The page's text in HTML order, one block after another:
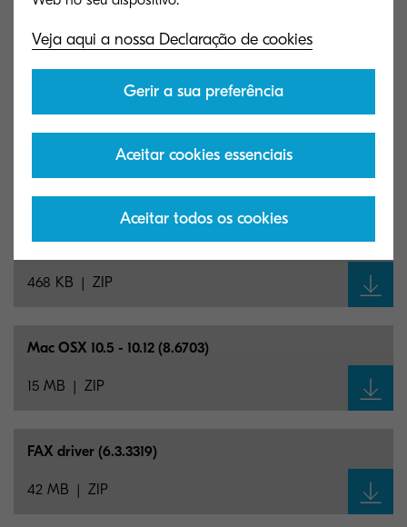
541 KB ZIP
Linux PPD driver (8.1709)
468 KB ZIP
Mac OSX 10.5 - 10.12 (8.6703)
15 MB ZIP
FAX driver (6.3.3319)
42 MB ZIP
Veja aqui a nossa Declaração de cookies
Gerir a sua preferência
Aceitar cookies essenciais
Aceitar todos os cookies